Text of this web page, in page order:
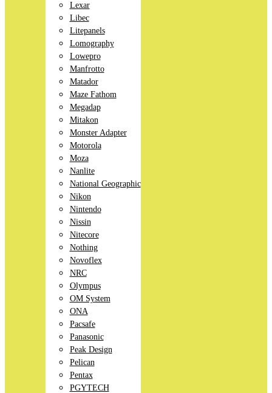
Lexar
Libec
Litepanels
Lomography
Lowepro
Manfrotto
Matador
Maze Fathom
Megadap
Mitakon
Monster Adapter
Motorola
Moza
Nanlite
National Geographic
Nikon
Nintendo
Nissin
Nitecore
Nothing
Novoflex
NRC
Olympus
OM System
ONA
Pacsafe
Panasonic
Peak Design
Pelican
Pentax
PGYTECH